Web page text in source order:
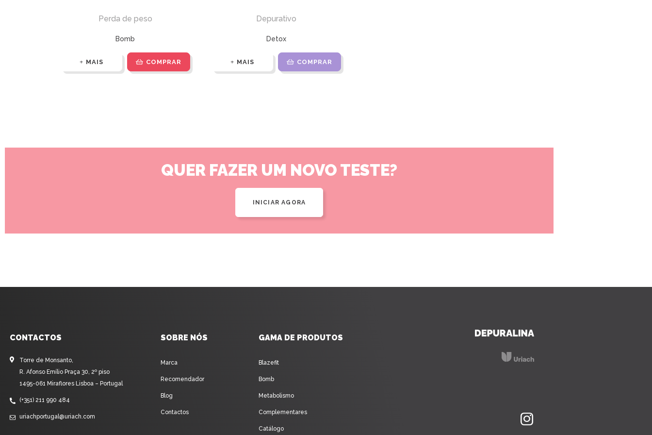
Perda de peso
Bomb
MAIS COMPRAR
Depurativo
Detox
MAIS COMPRAR
QUER FAZER UM NOVO TESTE?
INICIAR AGORA
CONTACTOS
Torre de Monsanto,
R. Afonso Emílio Praça 30, 2º piso
1495-061 Miraflores Lisboa – Portugal
(+351) 211 990 484
uriachportugal@uriach.com
SOBRE NÓS
Marca
Recomendador
Blog
Contactos
GAMA DE PRODUTOS
Blazefit
Bomb
Metabolismo
Complementares
Catálogo